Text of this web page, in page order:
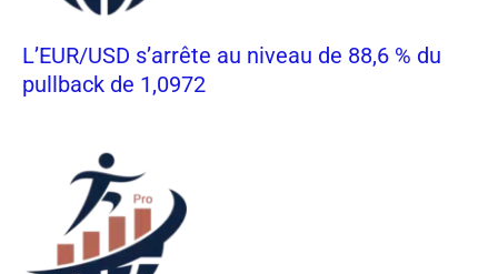
L’EUR/USD s’arrête au niveau de 88,6 % du
pullback de 1,0972